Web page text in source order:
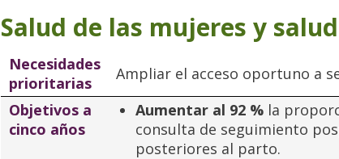
Salud de las mujeres y
Necesidades
prioritarias
Ampliar el acceso oportuno a
Objetivos a
cinco años
Aumentar al 92 % la
consulta de seguimiento
posteriores al parto.